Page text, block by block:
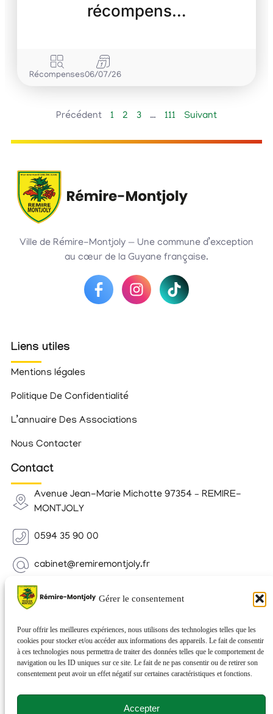
Gérer le consentement
Pour offrir les meilleures expériences, nous utilisons des technologies telles que les
cookies pour stocker et/ou accéder aux informations des appareils. Le fait de consentir
à ces technologies nous permettra de traiter des données telles que le comportement de
navigation ou les ID uniques sur ce site. Le fait de ne pas consentir ou de retirer son
consentement peut avoir un effet négatif sur certaines caractéristiques et fonctions.
Accepter
récompens…
Récompenses06/07/26
Précédent 1 2 3 … 111 Suivant
Ville de Rémire-Montjoly — Une commune d’exception
au cœur de la Guyane française.
Liens utiles
Mentions légales
Politique De Confidentialité
L’annuaire Des Associations
Nous Contacter
Contact
Avenue Jean-Marie Michotte 97354 – REMIRE-
MONTJOLY
0594 35 90 00
cabinet@remiremontjoly.fr
Newsletter
nouvelles de votre commune.